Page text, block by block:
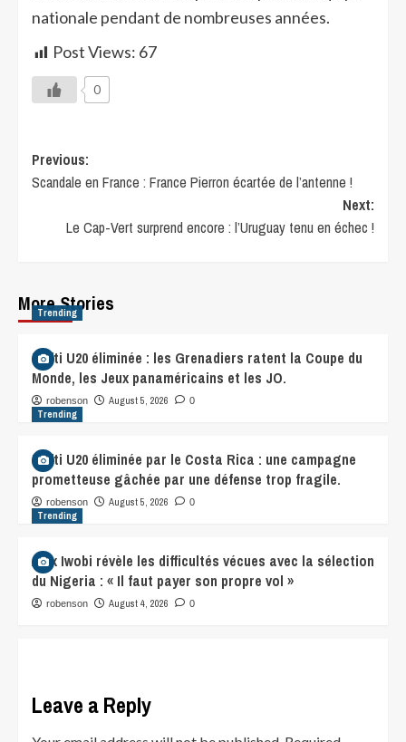
nationale pendant de nombreuses années.
Post Views: 67
0
Previous:
Scandale en France : France Pierron écartée de l’antenne !
Next:
Le Cap-Vert surprend encore : l’Uruguay tenu en échec !
More Stories
Trending
Haïti U20 éliminée : les Grenadiers ratent la Coupe du
Monde, les Jeux panaméricains et les JO.
robenson August 5, 2026 0
Trending
Haïti U20 éliminée par le Costa Rica : une campagne
prometteuse gâchée par une défense trop fragile.
robenson August 5, 2026 0
Trending
Alex Iwobi révèle les difficultés vécues avec la sélection
du Nigeria : « Il faut payer son propre vol »
robenson August 4, 2026 0
Leave a Reply